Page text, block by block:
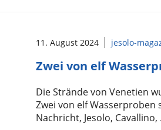
11. August 2024 jesolo-
Zwei von elf
Die Strände von Venetien
Zwei von elf
Nachricht, Jesolo, Cavallino,